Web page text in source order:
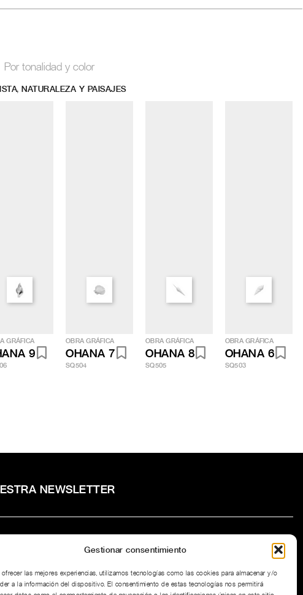
Gestionar consentimiento
ofrecer las mejores experiencias, utilizamos tecnologías como las cookies para almacenar y/o
a la información del dispositivo. El consentimiento de estas tecnologías nos permitirá
Por tonalidad y color
, NATURALEZA Y PAISAJES
GRÁFICA
9
OBRA GRÁFICA
OHANA 7
SQ504
OBRA GRÁFICA
OHANA 8
SQ505
OBRA GRÁFICA
OHANA 6
SQ503
NEWSLETTER
y acepto la Política de privacidad del sitio web.